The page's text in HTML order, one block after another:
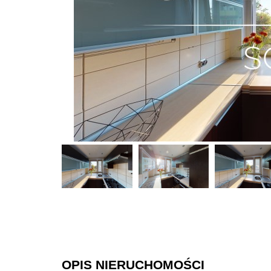
OPIS NIERUCHOMOŚCI